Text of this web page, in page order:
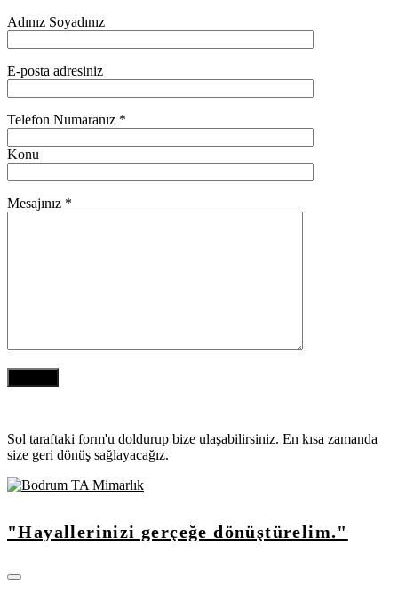
Adınız Soyadınız
E-posta adresiniz
Telefon Numaranız *
Konu
Mesajınız *
Sol taraftaki form'u doldurup bize ulaşabilirsiniz. En kısa zamanda
size geri dönüş sağlayacağız.
"Hayallerinizi gerçeğe dönüştürelim."